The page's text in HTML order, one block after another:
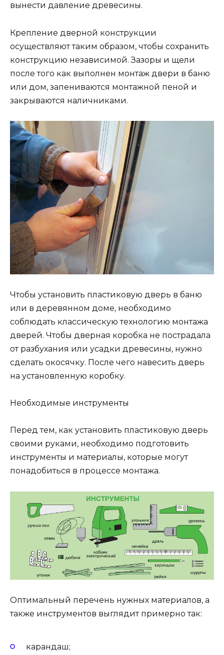
вынести давление древесины.
Крепление дверной конструкции
осуществляют таким образом, чтобы сохранить
конструкцию независимой. Зазоры и щели
после того как выполнен монтаж двери в баню
или дом, запениваются монтажной пеной и
закрываются наличниками.
Чтобы установить пластиковую дверь в баню
или в деревянном доме, необходимо
соблюдать классическую технологию монтажа
дверей. Чтобы дверная коробка не пострадала
от разбухания или усадки древесины, нужно
сделать окосячку. После чего навесить дверь
на установленную коробку.
Необходимые инструменты
Перед тем, как установить пластиковую дверь
своими руками, необходимо подготовить
инструменты и материалы, которые могут
понадобиться в процессе монтажа.
Оптимальный перечень нужных материалов, а
также инструментов выглядит примерно так:
карандаш;